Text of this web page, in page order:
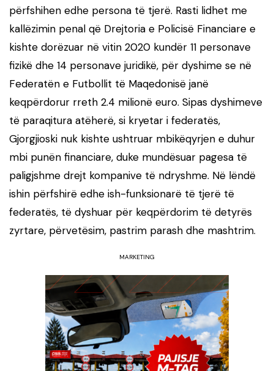
përfshihen edhe persona të tjerë. Rasti lidhet me
kallëzimin penal që Drejtoria e Policisë Financiare e
kishte dorëzuar në vitin 2020 kundër 11 personave
fizikë dhe 14 personave juridikë, për dyshime se në
Federatën e Futbollit të Maqedonisë janë
keqpërdorur rreth 2.4 milionë euro. Sipas dyshimeve
të paraqitura atëherë, si kryetar i federatës,
Gjorgjioski nuk kishte ushtruar mbikëqyrjen e duhur
mbi punën financiare, duke mundësuar pagesa të
paligjshme drejt kompanive të ndryshme. Në lëndë
ishin përfshirë edhe ish-funksionarë të tjerë të
federatës, të dyshuar për keqpërdorim të detyrës
zyrtare, përvetësim, pastrim parash dhe mashtrim.
MARKETING